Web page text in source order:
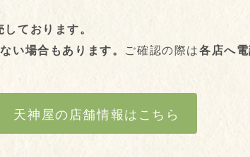
ております。
い場合もあります。 ご確認の際は各店へ
天神屋の店舗情報はこちら